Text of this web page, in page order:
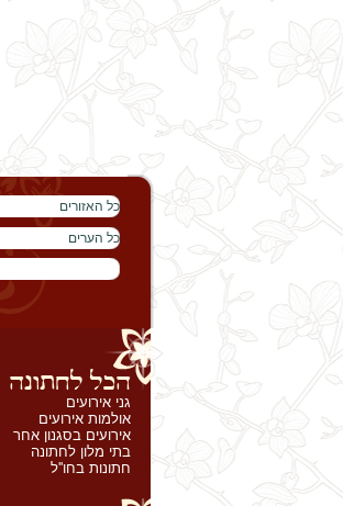
כל האזורים
כל הערים
גני אירועים
אולמות אירועים
אירועים בסגנון אחר
בתי מלון לחתונה
חתונות בחו''ל